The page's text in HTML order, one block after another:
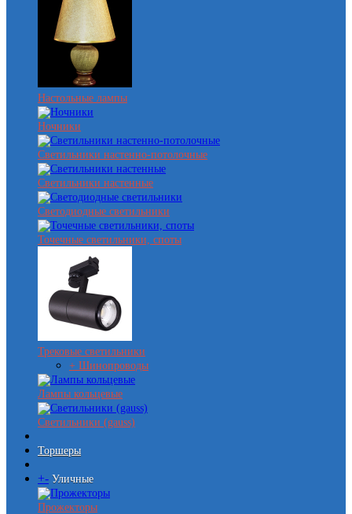
Настольные лампы
Ночники
Светильники настенно-потолочные
Светильники настенные
Светодиодные светильники
Точечные светильники, споты
Трековые светильники
+ Шинопроводы
Лампы кольцевые
Светильники (gauss)
Торшеры
+- Уличные
Прожекторы